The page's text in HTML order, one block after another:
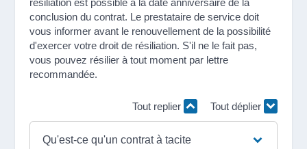
conclusion du contrat. Le prestataire de service doit
vous informer avant le renouvellement de la possibilité
d'exercer votre droit de résiliation. S'il ne le fait pas,
vous pouvez résilier à tout moment par lettre
recommandée.
Tout replier Tout déplier
Qu'est-ce qu'un contrat à tacite